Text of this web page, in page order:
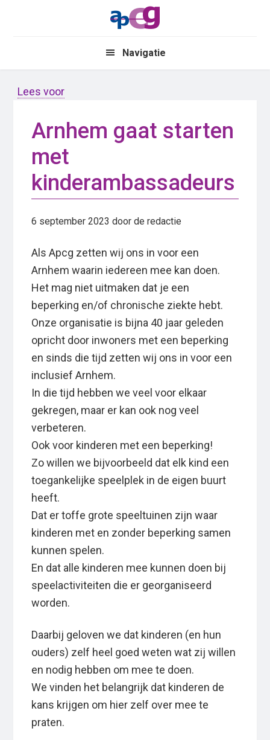
Navigatie
Lees voor
Arnhem gaat starten
met
kinderambassadeurs
6 september 2023 door de redactie
Als Apcg zetten wij ons in voor een
Arnhem waarin iedereen mee kan doen.
Het mag niet uitmaken dat je een
beperking en/of chronische ziekte hebt.
Onze organisatie is bijna 40 jaar geleden
opricht door inwoners met een beperking
en sinds die tijd zetten wij ons in voor een
inclusief Arnhem.
In die tijd hebben we veel voor elkaar
gekregen, maar er kan ook nog veel
verbeteren.
Ook voor kinderen met een beperking!
Zo willen we bijvoorbeeld dat elk kind een
toegankelijke speelplek in de eigen buurt
heeft.
Dat er toffe grote speeltuinen zijn waar
kinderen met en zonder beperking samen
kunnen spelen.
En dat alle kinderen mee kunnen doen bij
speelactiviteiten die er georganiseerd
worden.
Daarbij geloven we dat kinderen (en hun
ouders) zelf heel goed weten wat zij willen
en nodig hebben om mee te doen.
We vinden het belangrijk dat kinderen de
kans krijgen om hier zelf over mee te
praten.